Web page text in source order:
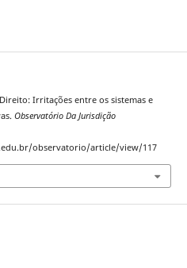
Irritações entre os sistemas e
Observatório Da Jurisdição
observatorio/article/view/117